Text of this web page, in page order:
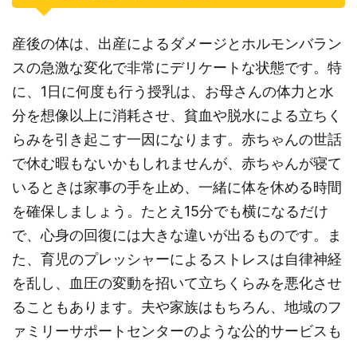
産後の体は、出産によるダメージとホルモンバラン
スの急激な変化で非常にデリケートな状態です。特
に、1日に何度も行う授乳は、お母さんの体力と水
分を想像以上に消耗させ、貧血や脱水による立ちく
らみを引き起こす一因になります。赤ちゃんの世話
で休む暇もないかもしれませんが、赤ちゃんが寝て
いるときは家事の手を止め、一緒に体を休める時間
を確保しましょう。たとえ15分でも横になるだけ
で、心身の回復には大きな違いが出るものです。ま
た、育児のプレッシャーによるストレスは自律神経
を乱し、血圧の変動を招いて立ちくらみを悪化させ
ることもあります。夫や家族はもちろん、地域のフ
ァミリーサポートセンターのような公的サービスも